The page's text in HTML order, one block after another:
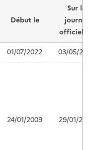
Début le
Sur le
journal
officiel
01/07/2022 03/05/
24/01/2009 29/01/